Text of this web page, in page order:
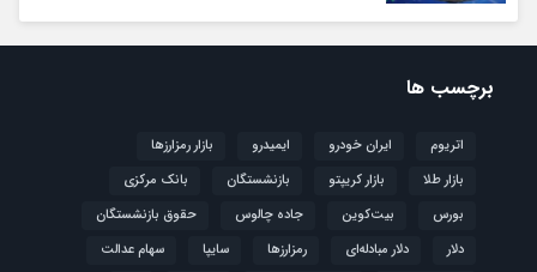
برچسب ها
اتریوم ایران خودرو ایمیدرو
بازار رمزارزها
بازار طلا
بازار کریپتو بازنشستگان
بانک مرکزی
بورس
بیت‌کوین جاده چالوس
حقوق بازنشستگان
دلار
دلار مبادله‌ای رمزارزها سایپا
سهام عدالت